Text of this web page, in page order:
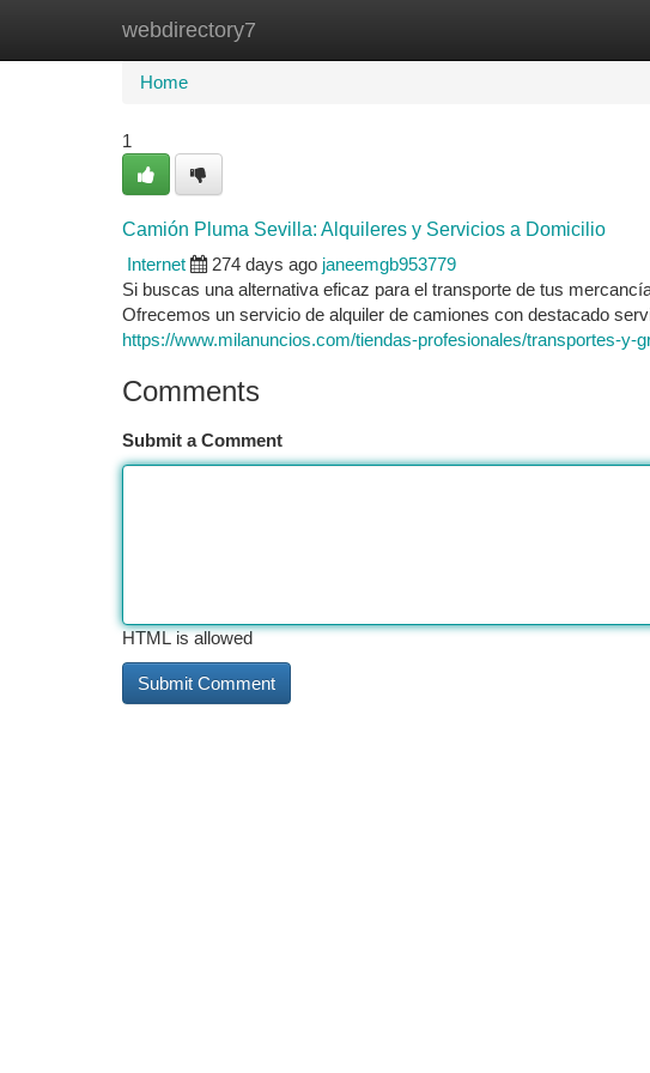
webdirectory7
Home New Site Listings
Home
1
Camión Pluma Sevilla: Alquileres y Servicios a Domicilio
Internet
274 days ago janeemgb953779
Si buscas una alternativa eficaz para el transporte de tus
Ofrecemos un servicio de alquiler de camiones con destacado
https://www.milanuncios.com/tiendas-profesionales/transportes-y-
Comments
Submit a Comment
HTML is allowed